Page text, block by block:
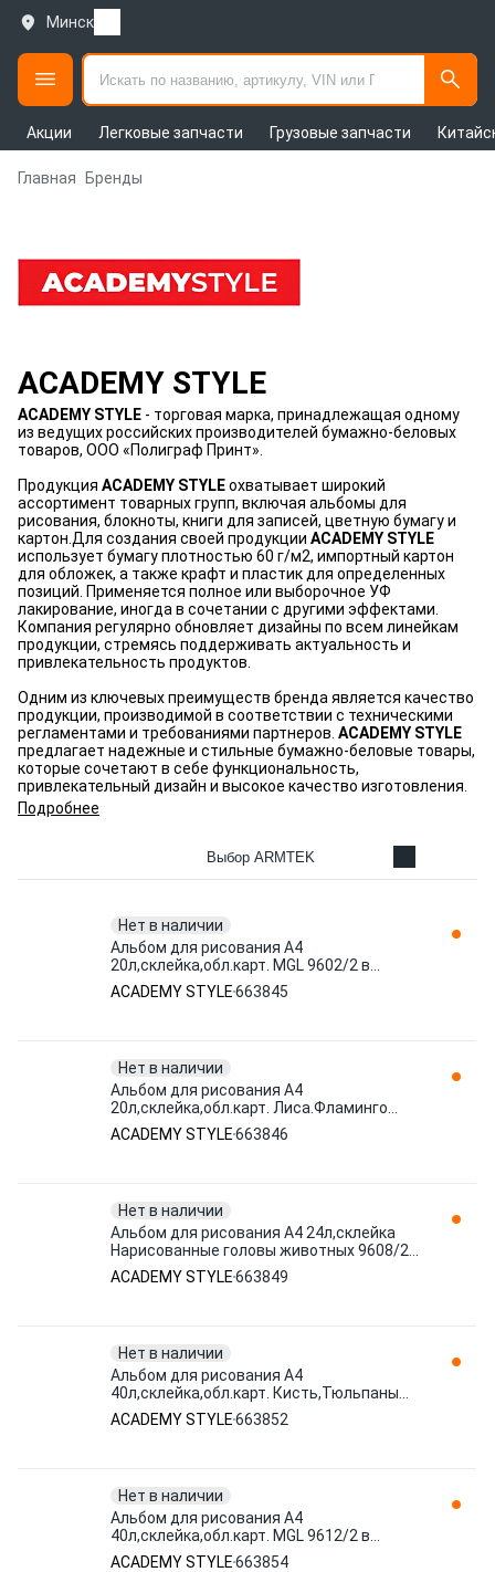
Минск
Акции Легковые запчасти Грузовые запчасти
Главная Бренды
ACADEMY STYLE
ACADEMY STYLE - торговая марка, принадлежащая одному
из ведущих российских производителей бумажно-беловых
товаров, ООО «Полиграф Принт».
Продукция ACADEMY STYLEохватывает широкий
ассортимент товарных групп, включая альбомы для
рисования, блокноты, книги для записей, цветную бумагу и
картон.Для создания своей продукции ACADEMY STYLE
использует бумагу плотностью 60 г/м2, импортный картон
для обложек, а также крафт и пластик для определенных
позиций. Применяется полное или выборочное УФ
лакирование, иногда в сочетании с другими эффектами.
Компания регулярно обновляет дизайны по всем линейкам
продукции, стремясь поддерживать актуальность и
привлекательность продуктов.
Одним из ключевых преимуществ бренда является качество
продукции, производимой в соответствии с техническими
регламентами и требованиями партнеров. ACADEMY STYLE
предлагает надежные и стильные бумажно-беловые товары,
которые сочетают в себе функциональность,
привлекательный дизайн и высокое качество изготовления.
Подробнее
Выбор ARMTEK
Нет в наличии
Альбом для рисования А4
20л,склейка,обл.карт. MGL 9602/2 в
ассорт 663845 ACADEMY STYLE
ACADEMY STYLE663845
Нет в наличии
Альбом для рисования А4
20л,склейка,обл.карт. Лиса.Фламинго
9603/2 в ассор 663846 ACADEMY STYLE
ACADEMY STYLE663846
Нет в наличии
Альбом для рисования А4 24л,склейка
Нарисованные головы животных 9608/2
асс 663849 ACADEMY STYLE
ACADEMY STYLE663849
Нет в наличии
Альбом для рисования А4
40л,склейка,обл.карт. Кисть,Тюльпаны
6136/37 ассор 663852 ACADEMY STYLE
ACADEMY STYLE663852
Нет в наличии
Альбом для рисования А4
40л,склейка,обл.карт. MGL 9612/2 в
ассорт 663854 ACADEMY STYLE
ACADEMY STYLE663854